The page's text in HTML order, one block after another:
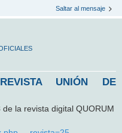
Saltar al mensaje
UNIÓN DE
la revista digital QUORUM